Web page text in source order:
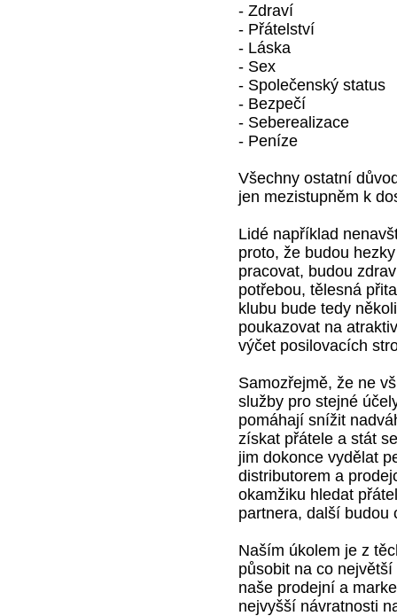
- Zdraví
- Přátelství
- Láska
- Sex
- Společenský status
- Bezpečí
- Seberealizace
- Peníze
Všechny ostatní
jen mezistupněm k
Lidé například
proto, že budou
pracovat, budou
potřebou, tělesná
klubu bude tedy
poukazovat na
výčet posilovacích
Samozřejmě, že ne
služby pro stejné
pomáhají snížit
získat přátele a stát
jim dokonce vydělat
distributorem a
okamžiku hledat
partnera, další budou
Naším úkolem je z
působit na co
naše prodejní a
nejvyšší návratnosti